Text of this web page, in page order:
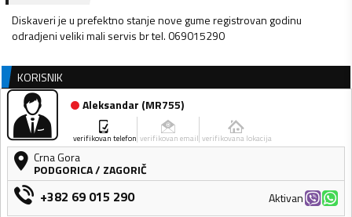
Diskaveri je u prefektno stanje nove gume registrovan godinu
odradjeni veliki mali servis br tel. 069015290
KORISNIK
Aleksandar (MR755)
verifikovan telefon verifikovan email verifikovana lokacija
Crna Gora
PODGORICA/ ZAGORIČ
+382 69 015 290 Aktivan